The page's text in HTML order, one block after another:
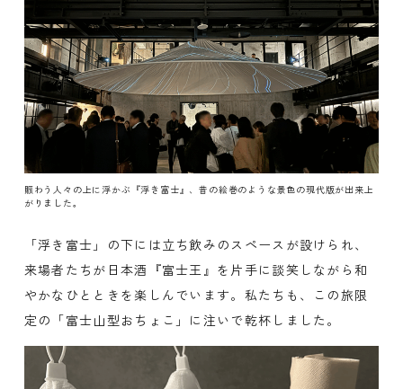
賑わう人々の上に浮かぶ『浮き富士』、昔の絵巻のような景色の現代版が出来上
がりました。
「浮き富士」の下には立ち飲みのスペースが設けられ、
来場者たちが日本酒『富士王』を片手に談笑しながら和
やかなひとときを楽しんでいます。私たちも、この旅限
定の「富士山型おちょこ」に注いで乾杯しました。